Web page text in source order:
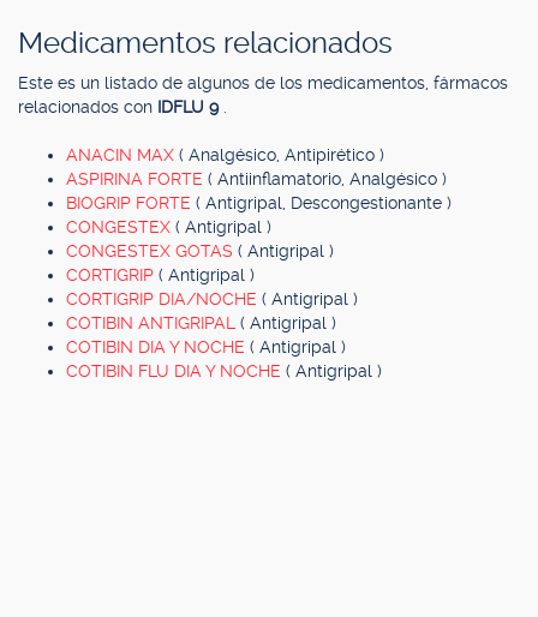
Medicamentos relacionados
Este es un listado de algunos de los medicamentos, fármacos
relacionados con IDFLU 9
ANACIN MAX ( Analgésico, Antipirético )
ASPIRINA FORTE ( Antiinflamatorio, Analgésico )
BIOGRIP FORTE ( Antigripal, Descongestionante )
CONGESTEX ( Antigripal )
CONGESTEX GOTAS ( Antigripal )
CORTIGRIP ( Antigripal )
CORTIGRIP DIA/NOCHE ( Antigripal )
COTIBIN ANTIGRIPAL ( Antigripal )
COTIBIN DIA Y NOCHE ( Antigripal )
COTIBIN FLU DIA Y NOCHE ( Antigripal )